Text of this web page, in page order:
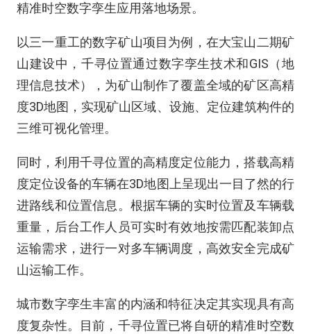
精准时空数字孪生应用落地场景。
以三一重工的数字矿山项目为例，在大宝山二期矿
山建设中，千寻位置通过数字孪生技术和GIS（地
理信息技术），为矿山制作了覆盖全域的矿区高精
度3D地图，实现矿山区域、设施、定位建筑构件的
三维可视化管理。
同时，利用千寻位置的高精度定位能力，搭载高精
度定位设备的车辆在3D地图上呈现出一目了然的行
进路线和位置信息。根据车辆的实时位置及车辆载
重量，后台工作人员可实时有效地按需匹配装卸点
运输需求，进行一对多车辆调度，高效安全完成矿
山运输工作。
城市数字孪生丰富的内涵和特征决定其实现具有高
度复杂性。目前，千寻位置已将自研的精准时空数